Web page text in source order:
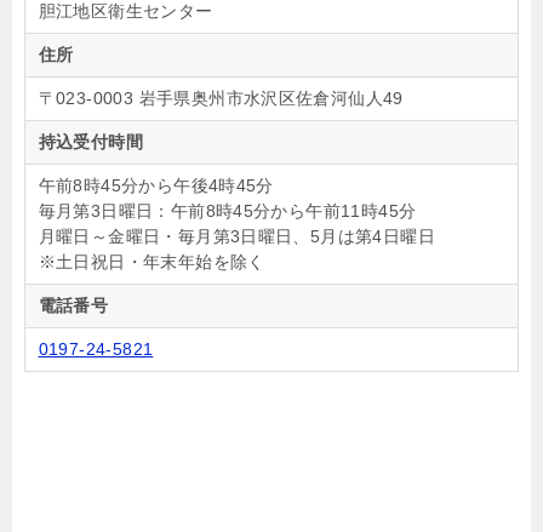
胆江地区衛生センター
住所
〒023-0003 岩手県奥州市水沢区佐倉河仙人49
持込受付時間
午前8時45分から午後4時45分
毎月第3日曜日：午前8時45分から午前11時45分
月曜日～金曜日・毎月第3日曜日、5月は第4日曜日
※土日祝日・年末年始を除く
電話番号
0197-24-5821